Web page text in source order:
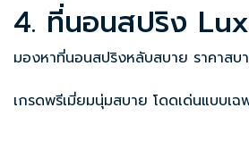
4. ที่นอนสปริง
มองหาที่นอนสปริงหลับสบาย ราคาส
เกรดพรีเมี่ยมนุ่มสบาย โดดเด่นแบบเ